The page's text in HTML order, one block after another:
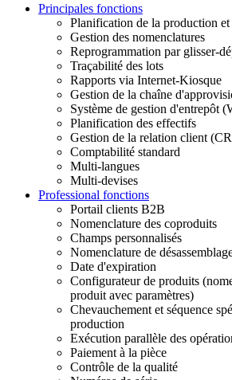
Principales fonctions
Planification de la production et
Gestion des nomenclatures
Reprogrammation par glisser-
Traçabilité des lots
Rapports via Internet-Kiosque
Gestion de la chaîne
Système de gestion d'entrepôt
Planification des effectifs
Gestion de la relation client
Comptabilité standard
Multi-langues
Multi-devises
Professional fonctions
Portail clients B2B
Nomenclature des coproduits
Champs personnalisés
Nomenclature de
Date d'expiration
Configurateur de produits
produit avec paramètres)
Chevauchement et séquence
production
Exécution parallèle des
Paiement à la pièce
Contrôle de la qualité